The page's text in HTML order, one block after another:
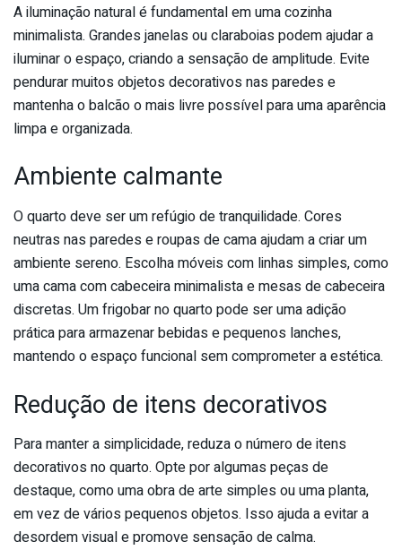
A iluminação natural é fundamental em uma cozinha
minimalista. Grandes janelas ou claraboias podem ajudar a
iluminar o espaço, criando a sensação de amplitude. Evite
pendurar muitos objetos decorativos nas paredes e
mantenha o balcão o mais livre possível para uma aparência
limpa e organizada.
Ambiente calmante
O quarto deve ser um refúgio de tranquilidade. Cores
neutras nas paredes e roupas de cama ajudam a criar um
ambiente sereno. Escolha móveis com linhas simples, como
uma cama com cabeceira minimalista e mesas de cabeceira
discretas. Um frigobar no quarto pode ser uma adição
prática para armazenar bebidas e pequenos lanches,
mantendo o espaço funcional sem comprometer a estética.
Redução de itens decorativos
Para manter a simplicidade, reduza o número de itens
decorativos no quarto. Opte por algumas peças de
destaque, como uma obra de arte simples ou uma planta,
em vez de vários pequenos objetos. Isso ajuda a evitar a
desordem visual e promove sensação de calma.